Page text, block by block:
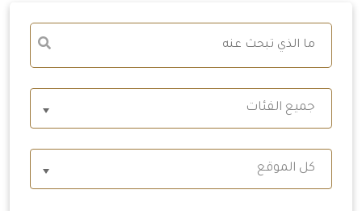
جميع الفئات
كل الموقع